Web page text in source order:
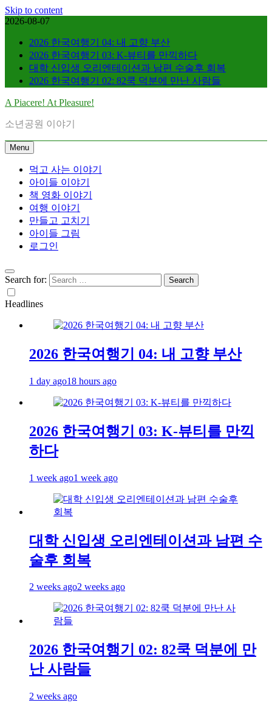
Skip to content
2026-08-07
2026 한국여행기 04: 내 고향 부산
2026 한국여행기 03: K-뷰티를 만끽하다
대학 신입생 오리엔테이션과 남편 수술후 회복
2026 한국여행기 02: 82쿡 덕분에 만난 사람들
A Piacere! At Pleasure!
소년공원 이야기
Menu
먹고 사는 이야기
아이들 이야기
책 영화 이야기
여행 이야기
만들고 고치기
아이들 그림
로그인
Search for:
Headlines
2026 한국여행기 04: 내 고향 부산
1 day ago18 hours ago
2026 한국여행기 03: K-뷰티를 만끽
하다
1 week ago1 week ago
대학 신입생 오리엔테이션과 남편 수
술후 회복
2 weeks ago2 weeks ago
2026 한국여행기 02: 82쿡 덕분에 만
난 사람들
2 weeks ago